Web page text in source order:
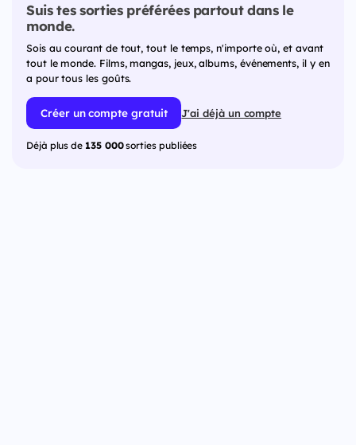
Suis tes sorties préférées partout dans le
monde.
Sois au courant de tout, tout le temps, n'importe où, et avant
tout le monde. Films, mangas, jeux, albums, événements, il y en
a pour tous les goûts.
Créer un compte gratuit J'ai déjà un compte
Déjà plus de 135 000sorties publiées